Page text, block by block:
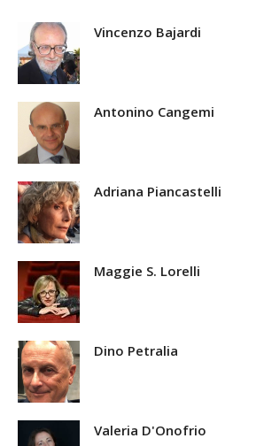
Vincenzo Bajardi
Antonino Cangemi
Adriana Piancastelli
Maggie S. Lorelli
Dino Petralia
Valeria D'Onofrio